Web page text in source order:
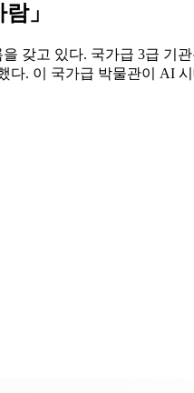
」
갖고 있다. 국가급 3급 기
. 이 국가급 박물관이 AI